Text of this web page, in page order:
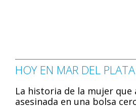
HOY EN MAR DEL PLATA
La historia de la mujer que
asesinada en una bolsa